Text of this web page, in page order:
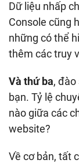
Dữ liệu nhấp
Console cũng
những có thể
thêm các truy
Và thứ ba,
bạn. Tỷ lệ
nào giữa các
website?
Về cơ bản, tất